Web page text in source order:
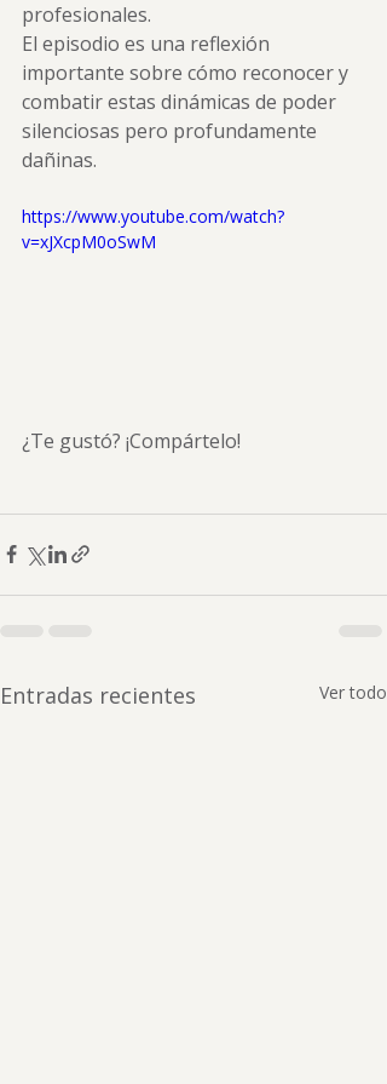
profesionales.
El episodio es una reflexión
importante sobre cómo reconocer y
combatir estas dinámicas de poder
silenciosas pero profundamente
dañinas.
https://www.youtube.com/watch?
v=xJXcpM0oSwM
¿Te gustó? ¡Compártelo!
Entradas recientes Ver todo